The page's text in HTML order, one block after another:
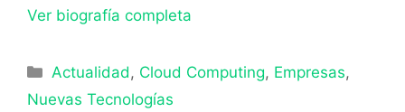
Ver biografía completa
Categorías
Actualidad , Cloud Computing, Empresas,
Nuevas Tecnologías